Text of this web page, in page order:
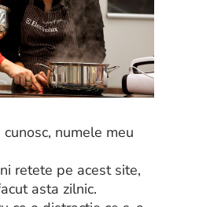
numele meu
retete pe acest site,
asta zilnic.